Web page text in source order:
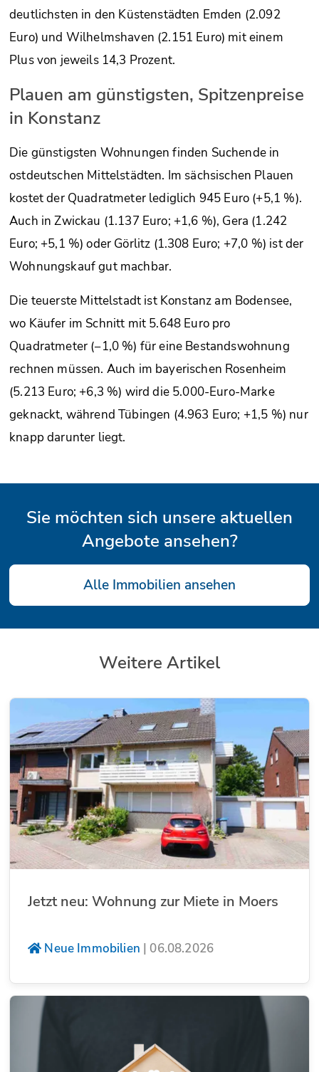
deutlichsten in den Küstenstädten Emden (2.092
Euro) und Wilhelmshaven (2.151 Euro) mit einem
Plus von jeweils 14,3 Prozent.
Plauen am günstigsten, Spitzenpreise
in Konstanz
Die günstigsten Wohnungen finden Suchende in
ostdeutschen Mittelstädten. Im sächsischen Plauen
kostet der Quadratmeter lediglich 945 Euro (+5,1 %).
Auch in Zwickau (1.137 Euro; +1,6 %), Gera (1.242
Euro; +5,1 %) oder Görlitz (1.308 Euro; +7,0 %) ist der
Wohnungskauf gut machbar.
Die teuerste Mittelstadt ist Konstanz am Bodensee,
wo Käufer im Schnitt mit 5.648 Euro pro
Quadratmeter (−1,0 %) für eine Bestandswohnung
rechnen müssen. Auch im bayerischen Rosenheim
(5.213 Euro; +6,3 %) wird die 5.000-Euro-Marke
geknackt, während Tübingen (4.963 Euro; +1,5 %) nur
knapp darunter liegt.
Sie möchten sich unsere aktuellen
Angebote ansehen?
Alle Immobilien ansehen
Weitere Artikel
Jetzt neu: Wohnung zur Miete in Moers
Neue Immobilien | 06.08.2026